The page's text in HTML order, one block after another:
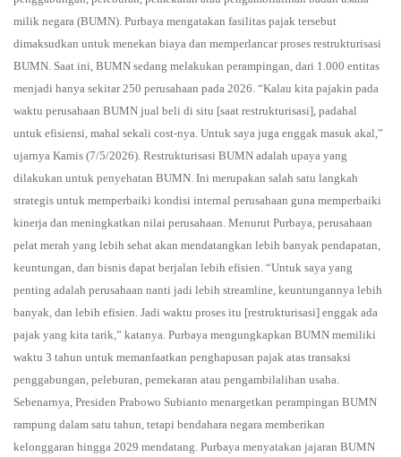
milik negara (BUMN). Purbaya mengatakan fasilitas pajak tersebut
dimaksudkan untuk menekan biaya dan memperlancar proses restrukturisasi
BUMN. Saat ini, BUMN sedang melakukan perampingan, dari 1.000 entitas
menjadi hanya sekitar 250 perusahaan pada 2026. “Kalau kita pajakin pada
waktu perusahaan BUMN jual beli di situ [saat restrukturisasi], padahal
untuk efisiensi, mahal sekali cost-nya. Untuk saya juga enggak masuk akal,”
ujarnya Kamis (7/5/2026). Restrukturisasi BUMN adalah upaya yang
dilakukan untuk penyehatan BUMN. Ini merupakan salah satu langkah
strategis untuk memperbaiki kondisi internal perusahaan guna memperbaiki
kinerja dan meningkatkan nilai perusahaan. Menurut Purbaya, perusahaan
pelat merah yang lebih sehat akan mendatangkan lebih banyak pendapatan,
keuntungan, dan bisnis dapat berjalan lebih efisien. “Untuk saya yang
penting adalah perusahaan nanti jadi lebih streamline, keuntungannya lebih
banyak, dan lebih efisien. Jadi waktu proses itu [restrukturisasi] enggak ada
pajak yang kita tarik,” katanya. Purbaya mengungkapkan BUMN memiliki
waktu 3 tahun untuk memanfaatkan penghapusan pajak atas transaksi
penggabungan, peleburan, pemekaran atau pengambilalihan usaha.
Sebenarnya, Presiden Prabowo Subianto menargetkan perampingan BUMN
rampung dalam satu tahun, tetapi bendahara negara memberikan
kelonggaran hingga 2029 mendatang. Purbaya menyatakan jajaran BUMN